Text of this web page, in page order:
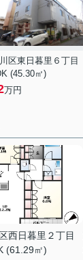
区東日暮里６丁目
(45.30㎡)
万円
西日暮里２丁目
(61.29㎡)